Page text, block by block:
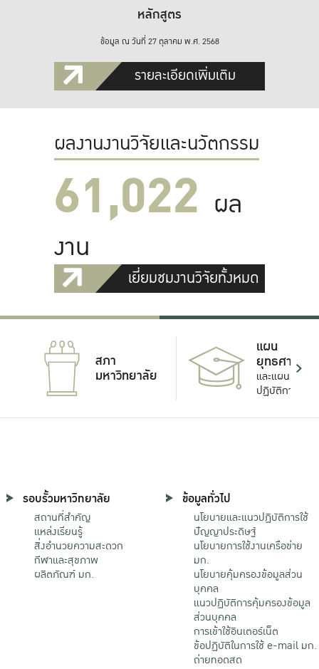
หลักสูตร
ข้อมูล ณ วันที่ 27 ตุลาคม พ.ศ. 2568
รายละเอียดเพิ่มเติม
ผลงานงานวิจัยและนวัตกรรม
61,022 ผล
งาน
เยี่ยมชมงานวิจัยทั้งหมด
สภา
มหาวิทยาลัย
แผน
ยุทธศาสตร์
และแผน
ปฏิบัติการ
รอบรั้วมหาวิทยาลัย
สถานที่สำคัญ
แหล่งเรียนรู้
สิ่งอำนวยความสะดวก
กีฬาและสุขภาพ
ผลิตภัณฑ์ มก.
ข้อมูลทั่วไป
นโยบายและแนวปฏิบัติการใช้
ปัญญาประดิษฐ์
นโยบายการใช้งานเครือข่าย
มก.
นโยบายคุ้มครองข้อมูลส่วน
บุคคล
แนวปฏิบัติการคุ้มครองข้อมูล
ส่วนบุคคล
การเข้าใช้อินเตอร์เน็ต
ข้อปฏิบัติในการใช้ e-mail มก.
ถ่ายทอดสด